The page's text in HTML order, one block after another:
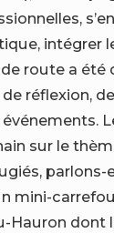
intégrer
route a été
réflexion,
sur le
parlons-
mini-
Hauron dont